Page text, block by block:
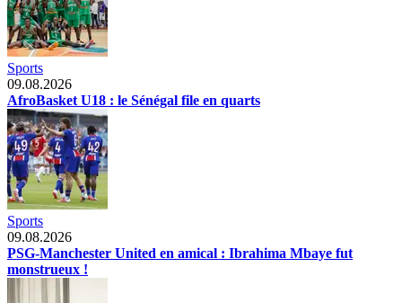
Sports
09.08.2026
AfroBasket U18 : le Sénégal file en quarts
Sports
09.08.2026
PSG-Manchester United en amical : Ibrahima Mbaye fut
monstrueux !